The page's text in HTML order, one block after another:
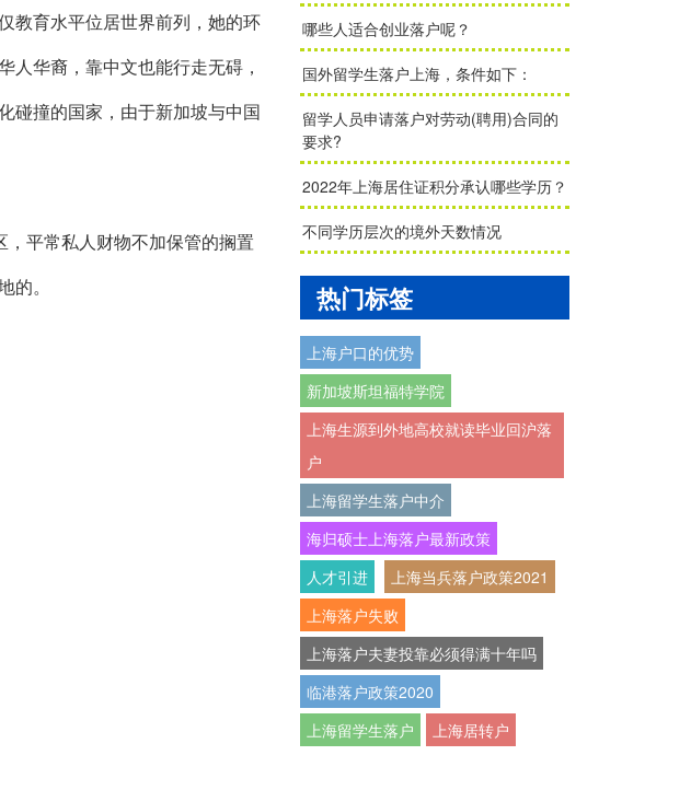
教育水平位居世界前列，她的环
人华裔，靠中文也能行走无碍，
碰撞的国家，由于新加坡与中国
，平常私人财物不加保管的搁置
的。
哪些人适合创业落户呢？
国外留学生落户上海，条件如下：
留学人员申请落户对劳动(聘用)合同的
要求?
2022年上海居住证积分承认哪些学历？
不同学历层次的境外天数情况
热门标签
上海户口的优势
新加坡斯坦福特学院
上海生源到外地高校就读毕业回沪落
户
上海留学生落户中介
海归硕士上海落户最新政策
人才引进
上海当兵落户政策2021
上海落户失败
上海落户夫妻投靠必须得满十年吗
临港落户政策2020
上海留学生落户
上海居转户